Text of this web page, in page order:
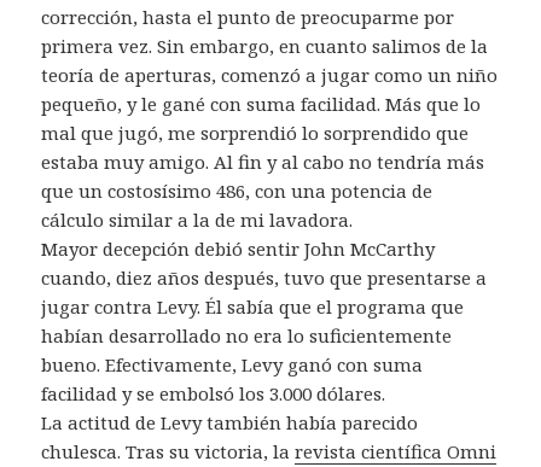
corrección, hasta el punto de preocuparme por
primera vez. Sin embargo, en cuanto salimos de la
teoría de aperturas, comenzó a jugar como un niño
pequeño, y le gané con suma facilidad. Más que lo
mal que jugó, me sorprendió lo sorprendido que
estaba muy amigo. Al fin y al cabo no tendría más
que un costosísimo 486, con una potencia de
cálculo similar a la de mi lavadora.
Mayor decepción debió sentir John McCarthy
cuando, diez años después, tuvo que presentarse a
jugar contra Levy. Él sabía que el programa que
habían desarrollado no era lo suficientemente
bueno. Efectivamente, Levy ganó con suma
facilidad y se embolsó los 3.000 dólares.
La actitud de Levy también había parecido
chulesca. Tras su victoria, larevista científica Omni